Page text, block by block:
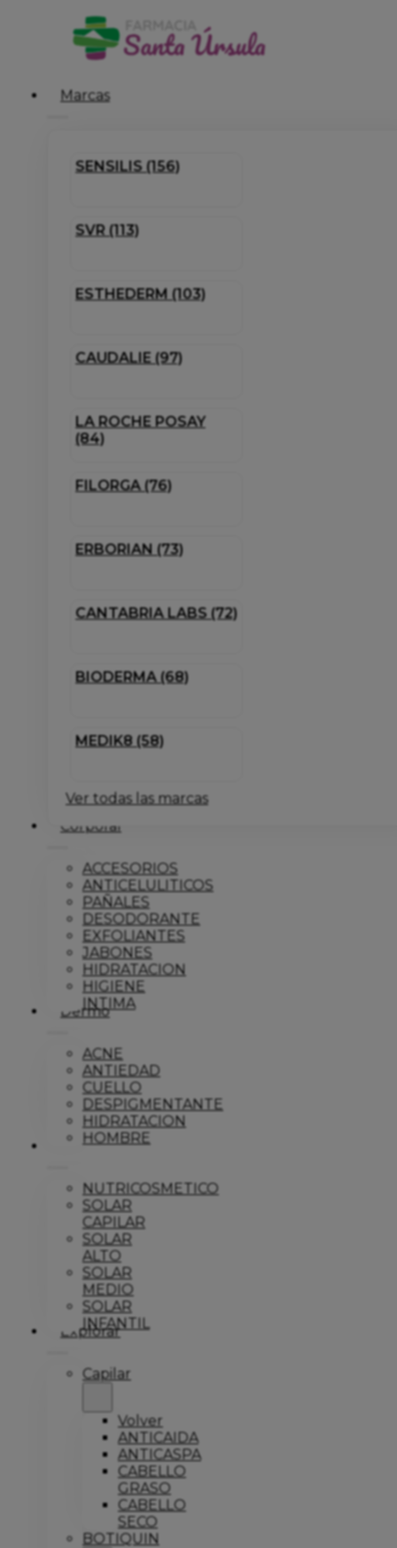
Marcas
SENSILIS (156)
SVR (113)
ESTHEDERM (103)
CAUDALIE (97)
LA ROCHE POSAY
(84)
FILORGA (76)
ERBORIAN (73)
CANTABRIA LABS (72)
BIODERMA (68)
MEDIK8 (58)
Ver todas las marcas
Corporal
ACCESORIOS
ANTICELULITICOS
PAÑALES
DESODORANTE
EXFOLIANTES
JABONES
HIDRATACION
HIGIENE
INTIMA
Dermo
ACNE
ANTIEDAD
CUELLO
DESPIGMENTANTE
HIDRATACION
HOMBRE
Solar
NUTRICOSMETICO
SOLAR
CAPILAR
SOLAR
ALTO
SOLAR
MEDIO
SOLAR
INFANTIL
Explorar
Capilar
Volver
ANTICAIDA
ANTICASPA
CABELLO
GRASO
CABELLO
SECO
BOTIQUIN